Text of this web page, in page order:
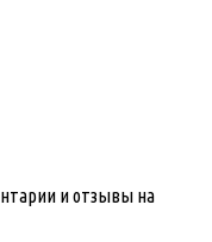
и отзывы на